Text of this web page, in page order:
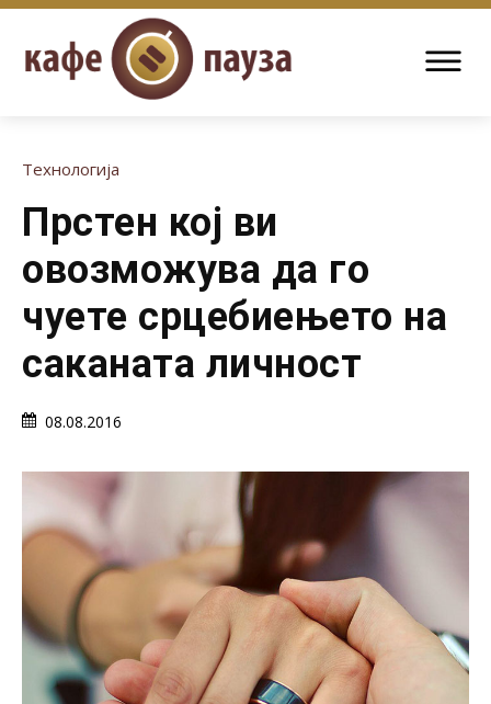
Технологија
Прстен кој ви
овозможува да го
чуете срцебиењето на
саканата личност
08.08.2016